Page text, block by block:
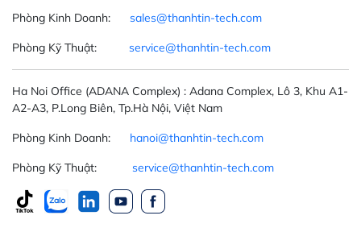
Phòng Kinh Doanh: sales@thanhtin-tech.com
Phòng Kỹ Thuật: service@thanhtin-tech.com
Ha Noi Office (ADANA Complex) : Adana Complex, Lô 3, Khu A1-
A2-A3, P.Long Biên, Tp.Hà Nội, Việt Nam
Phòng Kinh Doanh: hanoi@thanhtin-tech.com
Phòng Kỹ Thuật: service@thanhtin-tech.com